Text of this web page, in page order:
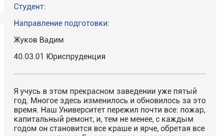
Студент:
Направление подготовки:
Жуков Вадим
40.03.01 Юриспруденция
Я учусь в этом прекрасном заведении уже пятый
год. Многое здесь изменилось и обновилось за это
время. Наш Университет пережил почти все: пожар,
капитальный ремонт, и, тем не менее, с каждым
годом он становится все краше и ярче, обретая все